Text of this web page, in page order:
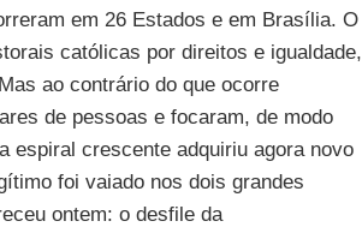
em 26 Estados e em Brasília. O
católicas por direitos e igualdade,
ao contrário do que ocorre
de pessoas e focaram, de modo
espiral crescente adquiriu agora novo
foi vaiado nos dois grandes
ontem: o desfile da